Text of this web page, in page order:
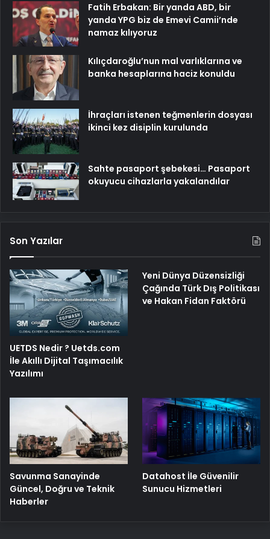
Fatih Erbakan: Bir yanda ABD, bir
yanda YPG biz de Emevi Camii’nde
namaz kılıyoruz
Kılıçdaroğlu’nun mal varlıklarına ve
banka hesaplarına haciz konuldu
İhraçları istenen teğmenlerin dosyası
ikinci kez disiplin kurulunda
Sahte pasaport şebekesi… Pasaport
okuyucu cihazlarla yakalandılar
Son Yazılar
UETDS Nedir ? Uetds.com
İle Akıllı Dijital Taşımacılık
Yazılımı
Yeni Dünya Düzensizliği
Çağında Türk Dış Politikası
ve Hakan Fidan Faktörü
Savunma Sanayinde
Güncel, Doğru ve Teknik
Haberler
Datahost İle Güvenilir
Sunucu Hizmetleri